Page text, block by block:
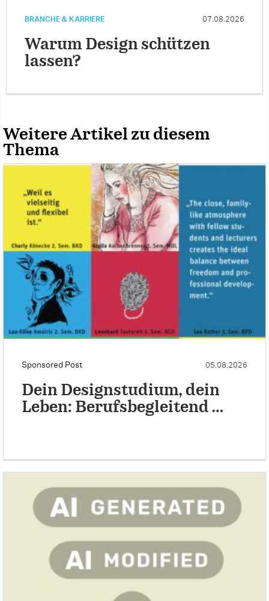
BRANCHE & KARRIERE 07.08.2026
Warum Design schützen
lassen?
Weitere Artikel zu diesem
Thema
Sponsored Post 05.08.2026
Dein Designstudium, dein
Leben: Berufsbegleitend …